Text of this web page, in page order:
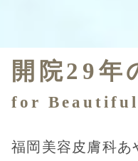
開院29年
for
福岡美容皮膚科あ